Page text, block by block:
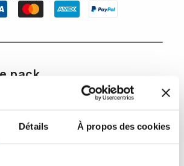
Détails À propos des cookies
pack